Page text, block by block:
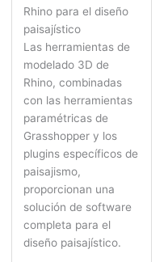
Rhino para el diseño
paisajístico
Las herramientas de
modelado 3D de
Rhino, combinadas
con las herramientas
paramétricas de
Grasshopper y los
plugins específicos de
paisajismo,
proporcionan una
solución de software
completa para el
diseño paisajístico.